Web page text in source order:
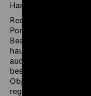
Hanns-Christian Löhr
Recherchierbar sind
Porzellan und
Beauftragten vom
hauptsächlich für ein
auch für andere
beschlagnahmten
Objekten ist im
registriert worden.